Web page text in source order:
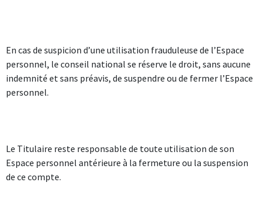
En cas de suspicion d’une utilisation frauduleuse de l’Espace
personnel, le conseil national se réserve le droit, sans aucune
indemnité et sans préavis, de suspendre ou de fermer l’Espace
personnel.
Le Titulaire reste responsable de toute utilisation de son
Espace personnel antérieure à la fermeture ou la suspension
de ce compte.